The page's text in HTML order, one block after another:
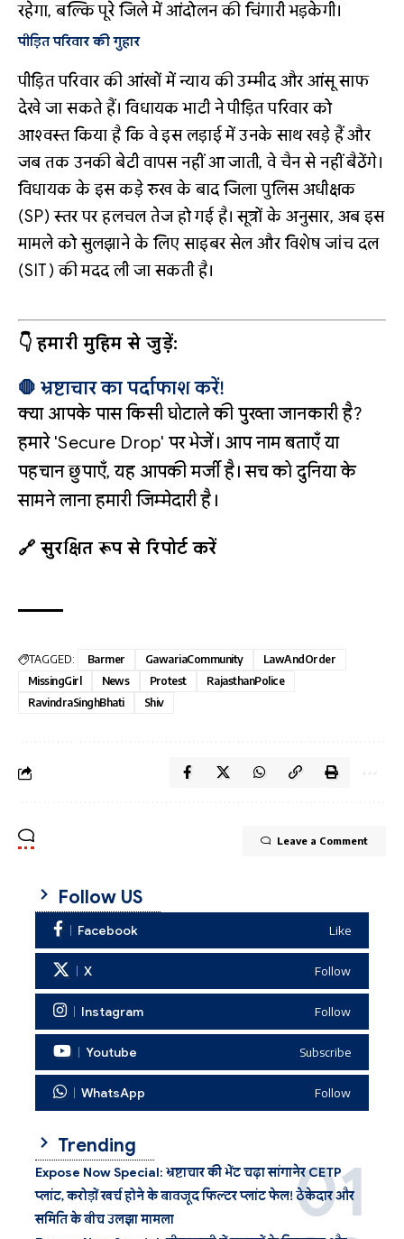
रहेगा, बल्कि पूरे जिले में आंदोलन की चिंगारी भड़केगी।
पीड़ित परिवार की गुहार
पीड़ित परिवार की आंखों में न्याय की उम्मीद और आंसू साफ
देखे जा सकते हैं। विधायक भाटी ने पीड़ित परिवार को
आश्वस्त किया है कि वे इस लड़ाई में उनके साथ खड़े हैं और
जब तक उनकी बेटी वापस नहीं आ जाती, वे चैन से नहीं बैठेंगे।
विधायक के इस कड़े रुख के बाद जिला पुलिस अधीक्षक
(SP) स्तर पर हलचल तेज हो गई है। सूत्रों के अनुसार, अब इस
मामले को सुलझाने के लिए साइबर सेल और विशेष जांच दल
(SIT) की मदद ली जा सकती है।
👇 हमारी मुहिम से जुड़ें:
🛑 भ्रष्टाचार का पर्दाफाश करें!
क्या आपके पास किसी घोटाले की पुख्ता जानकारी है?
हमारे 'Secure Drop' पर भेजें। आप नाम बताएँ या
पहचान छुपाएँ, यह आपकी मर्जी है। सच को दुनिया के
सामने लाना हमारी जिम्मेदारी है।
🔗 सुरक्षित रूप से रिपोर्ट करें
TAGGED: Barmer GawariaCommunity
LawAndOrder
MissingGirl
News Protest
RajasthanPolice
RavindraSinghBhati
Shiv
Leave a Comment
Follow US
Facebook Like
X Follow
Instagram Follow
Youtube Subscribe
WhatsApp Follow
Trending
Expose Now Special: भ्रष्टाचार की भेंट चढ़ा सांगानेर CETP
प्लांट, करोड़ों खर्च होने के बावजूद फिल्टर प्लांट फेल! ठेकेदार और
समिति के बीच उलझा मामला